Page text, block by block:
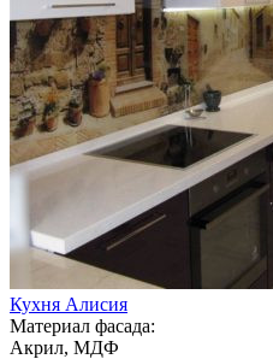
Кухня Алисия
Материал фасада:
Акрил, МДФ